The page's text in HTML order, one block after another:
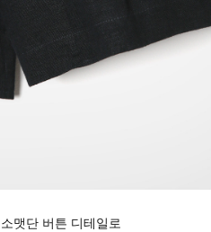
맷단 버튼 디테일로